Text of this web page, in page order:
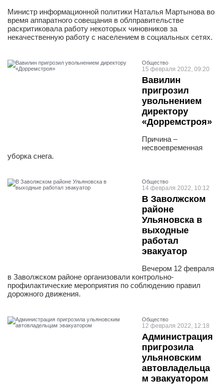
Министр информационной политики Наталья Мартынова во
время аппаратного совещания в облправительстве
раскритиковала работу некоторых чиновников за
некачественную работу с населением в социальных сетях.
Общество
15 февраля 2022, 09:20
Вавилин
пригрозил
увольнением
директору
«Дорремстроя»
Причина –
несвоевременная
уборка снега.
Общество
14 февраля 2022, 10:12
В Заволжском
районе
Ульяновска в
выходные
работал
эвакуатор
Вечером 12 февраля
в Заволжском районе организовали контрольно-
профилактические мероприятия по соблюдению правил
дорожного движения.
Общество
12 февраля 2022, 12:18
Администрация
пригрозила
ульяновским
автовладельца
м эвакуатором